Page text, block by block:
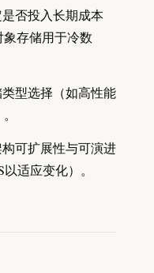
否投入长期成本
象存储用于冷数
型选择（如高性能
可扩展性与可演进
适应变化）。